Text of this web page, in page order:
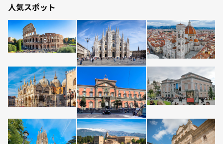
人気スポット